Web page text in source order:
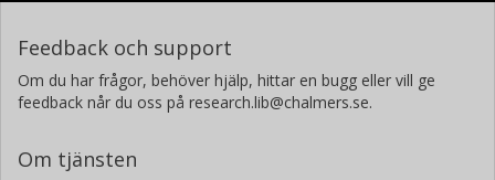
Feedback och support
Om du har frågor, behöver hjälp, hittar en bugg eller vill ge
feedback når du oss på research.lib@chalmers.se.
Om tjänsten